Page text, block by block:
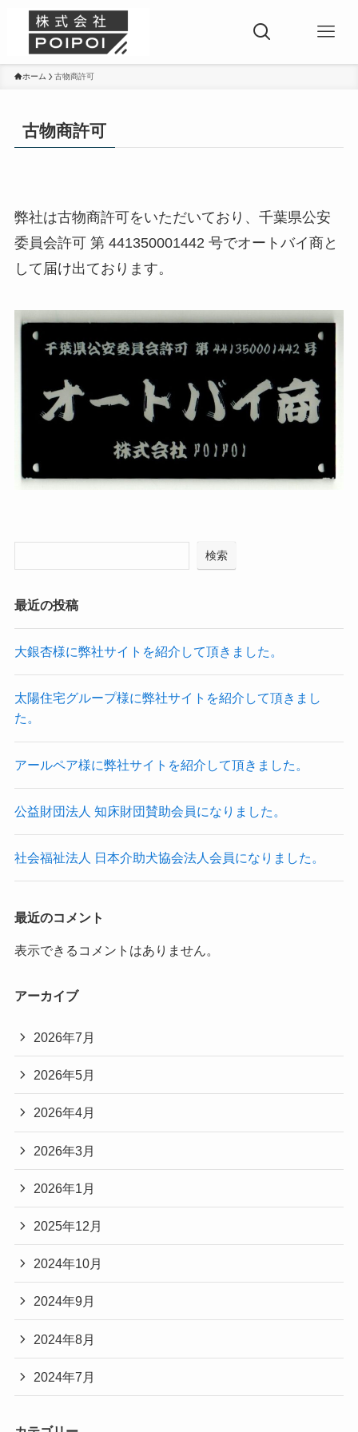
ホーム 古物商許可
古物商許可
弊社は古物商許可をいただいており、千葉県公安
委員会許可 第 441350001442 号でオートバイ商と
して届け出ております。
検索
最近の投稿
大銀杏様に弊社サイトを紹介して頂きました。
太陽住宅グループ様に弊社サイトを紹介して頂きまし
た。
アールペア様に弊社サイトを紹介して頂きました。
公益財団法人 知床財団賛助会員になりました。
社会福祉法人 日本介助犬協会法人会員になりました。
最近のコメント
表示できるコメントはありません。
アーカイブ
2026年7月
2026年5月
2026年4月
2026年3月
2026年1月
2025年12月
2024年10月
2024年9月
2024年8月
2024年7月